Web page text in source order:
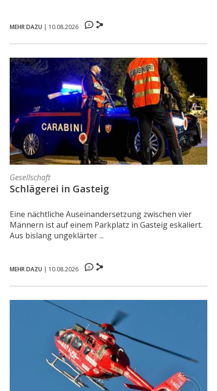
MEHR DAZU | 10.08.2026 0
Gesellschaft
Schlägerei in Gasteig
Eine nächtliche Auseinandersetzung zwischen vier
Männern ist auf einem Parkplatz in Gasteig eskaliert.
Aus bislang ungeklärter ...
MEHR DAZU | 10.08.2026 0